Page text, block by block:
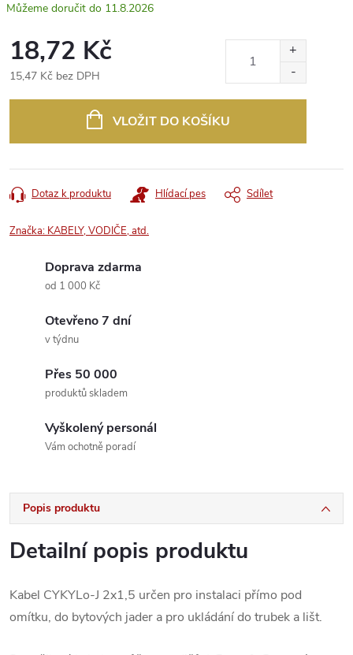
11.8.2026
18,72 Kč
15,47 Kč bez DPH
VLOŽIT DO KOŠÍKU
Dotaz k produktu Hlídací pes Sdílet
Značka: KABELY, VODIČE, atd.
Doprava zdarma
od 1 000 Kč
Otevřeno 7 dní
v týdnu
Přes 50 000
produktů skladem
Vyškolený personál
Vám ochotně poradí
Popis produktu
Detailní popis produktu
Kabel CYKYLo-J 2x1,5 určen pro instalaci přímo pod
omítku, do bytových jader a pro ukládání do trubek a lišt.